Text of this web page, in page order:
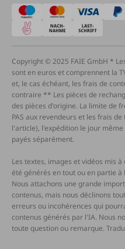
Copyright © 2025 FAIE GmbH *
sont en euros et comprennent la
et, le cas échéant, les frais de
contraire ** Les pièces de
des pièces d'origine. La limite de
PAS aux revendeurs et les frais
l'article), l'expédition le jour
payés séparément.
Les textes, images et vidéos mis
été générés en tout ou en partie
Nous attachons une grande
contenus, mais nous déclinons
erreurs ou incohérences qui
contenus générés par l'IA. Nous
toute question ou remarque.